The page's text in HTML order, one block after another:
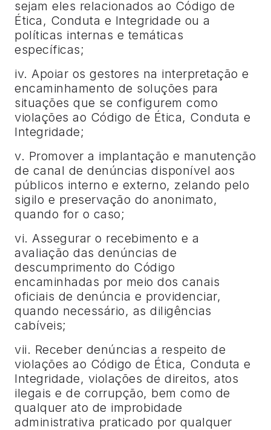
sejam eles relacionados ao Código de
Ética, Conduta e Integridade ou a
políticas internas e temáticas
específicas;
iv. Apoiar os gestores na interpretação e
encaminhamento de soluções para
situações que se configurem como
violações ao Código de Ética, Conduta e
Integridade;
v. Promover a implantação e manutenção
de canal de denúncias disponível aos
públicos interno e externo, zelando pelo
sigilo e preservação do anonimato,
quando for o caso;
vi. Assegurar o recebimento e a
avaliação das denúncias de
descumprimento do Código
encaminhadas por meio dos canais
oficiais de denúncia e providenciar,
quando necessário, as diligências
cabíveis;
vii. Receber denúncias a respeito de
violações ao Código de Ética, Conduta e
Integridade, violações de direitos, atos
ilegais e de corrupção, bem como de
qualquer ato de improbidade
administrativa praticado por qualquer